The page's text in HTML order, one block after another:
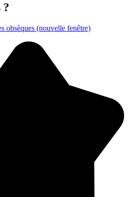
?
obsèques (nouvelle fenêtre)